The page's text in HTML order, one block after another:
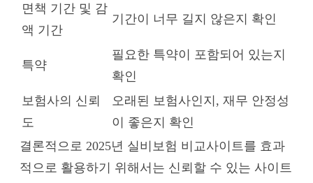
면책 기간 및 감
액 기간
기간이 너무 길지 않은지 확인
특약
필요한 특약이 포함되어 있는지
확인
보험사의 신뢰
도
오래된 보험사인지, 재무 안정성
이 좋은지 확인
결론적으로 2025년 실비보험 비교사이트를 효과
적으로 활용하기 위해서는 신뢰할 수 있는 사이트